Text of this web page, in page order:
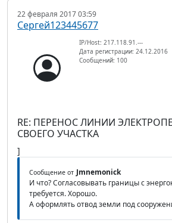
22 февраля 2017 03:59
Сергей123445677
IP/Host: 217.118.91.---
Дата регистрации: 24.12.2016
Сообщений: 100
RE: ПЕРЕНОС ЛИНИИ
СВОЕГО УЧАСТКА
]
Сообщение от Jmnemonick
И что? Согласовывать границы с
требуется. Хорошо.
А оформлять отвод земли под